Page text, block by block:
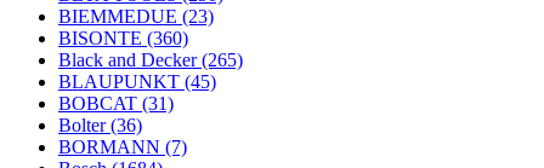
BIEMMEDUE (23)
BISONTE (360)
Black and Decker(265)
BLAUPUNKT (45)
BOBCAT (31)
Bolter(36)
BORMANN (7)